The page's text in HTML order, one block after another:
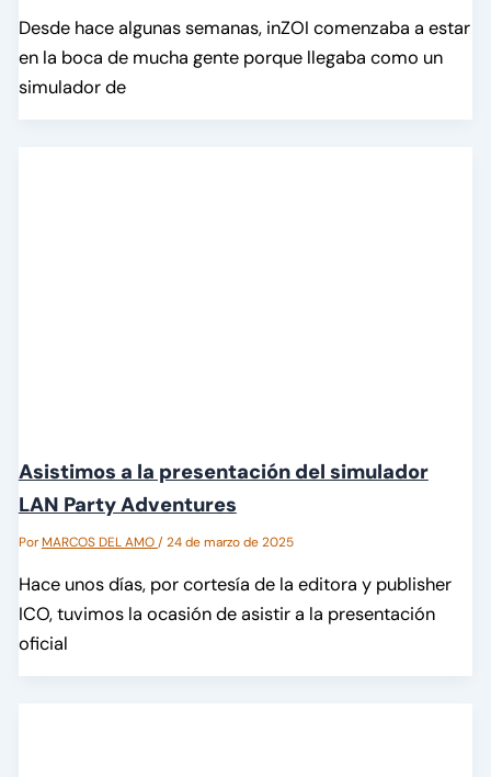
Desde hace algunas semanas, inZOI comenzaba a estar
en la boca de mucha gente porque llegaba como un
simulador de
Asistimos a la presentación del simulador
LAN Party Adventures
PorMARCOS DEL AMO/24 de marzo de 2025
Hace unos días, por cortesía de la editora y publisher
ICO, tuvimos la ocasión de asistir a la presentación
oficial